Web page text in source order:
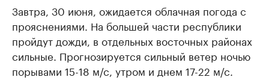
Завтра, 30 июня, ожидается облачная погода с
прояснениями. На большей части республики
пройдут дожди, в отдельных восточных районах
сильные. Прогнозируется сильный ветер ночью
порывами 15-18 м/с, утром и днем 17-22 м/с.